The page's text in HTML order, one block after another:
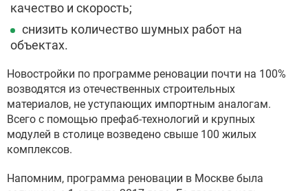
качество и скорость;
снизить количество шумных работ на
объектах.
Новостройки по программе реновации почти на 100%
возводятся из отечественных строительных
материалов, не уступающих импортным аналогам.
Всего с помощью префаб-технологий и крупных
модулей в столице возведено свыше 100 жилых
комплексов.
Напомним, программа реновации в Москве была